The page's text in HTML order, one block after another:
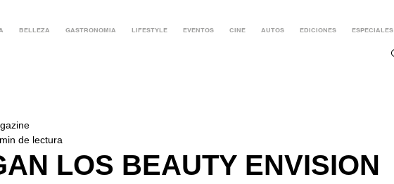
BELLEZA GASTRONOMIA LIFESTYLE EVENTOS CINE AUTOS EDICIONES ESPECIALES
LOS BEAUTY ENVISION
de lectura